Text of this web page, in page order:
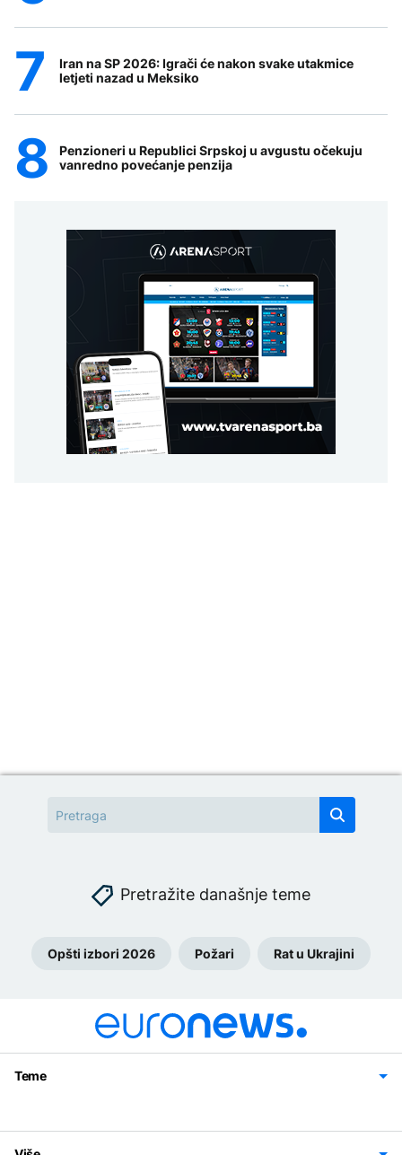
Iran na SP 2026: Igrači će nakon svake utakmice
letjeti nazad u Meksiko
Penzioneri u Republici Srpskoj u avgustu očekuju
vanredno povećanje penzija
Pretražite današnje teme
Opšti izbori 2026 Požari Rat u Ukrajini
Teme
Svijet
Sport